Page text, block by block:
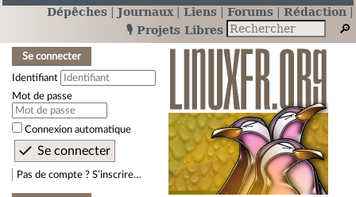
Dépêches Journaux Liens Forums
Rédaction
🎙️ Projets Libres
Se connecter
Identifiant
Mot de passe
Connexion automatique
Pas de compte ? S’inscrire…